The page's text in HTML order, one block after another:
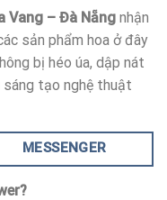
Vang – Đà Nẵng nhận
sản phẩm hoa ở đây
bị héo úa, dập nát
sáng tạo nghệ thuật
MESSENGER